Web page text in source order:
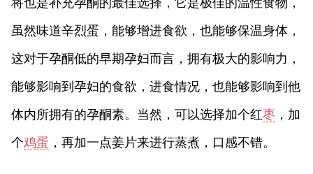
虽然味道辛烈蛋，能够增进食欲，也能够保温身体，
这对于孕酮低的早期孕妇而言，拥有极大的影响力，
能够影响到孕妇的食欲，进食情况，也能够影响到他
体内所拥有的孕酮素。当然，可以选择加个红枣 ，加
个鸡蛋 ，再加一点姜片来进行蒸煮，口感不错。